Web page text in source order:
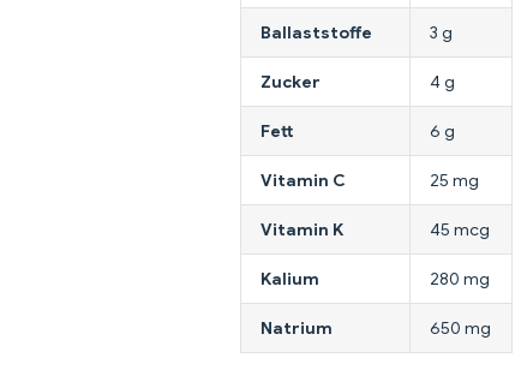
Ballaststoffe 3 g
Zucker 4 g
Fett 6 g
Vitamin C 25 mg
Vitamin K 45 mcg
Kalium 280 mg
Natrium 650 mg